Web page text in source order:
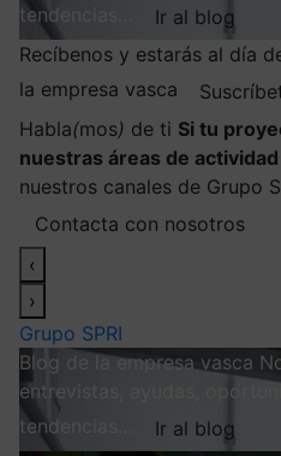
tendencias…
Ir al blog
Recíbenos y estarás al día
la empresa vasca
Habla(mos) de ti Si tu
nuestras áreas de actividad
nuestros canales de Grupo
Contacta con nosotros
‹
›
Grupo SPRI
Blog de la empresa vasca
entrevistas, ayudas,
tendencias…
Ir al blog